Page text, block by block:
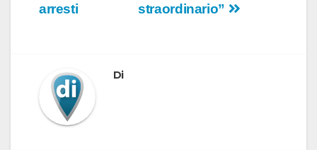
straordinario”
arresti
Di